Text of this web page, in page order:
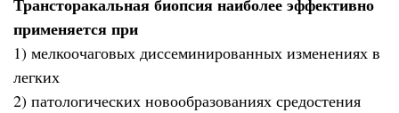
Трансторакальная биопсия наиболее эффективно
применяется при
1) мелкоочаговых диссеминированных изменениях в
легких
2) патологических новообразованиях средостения